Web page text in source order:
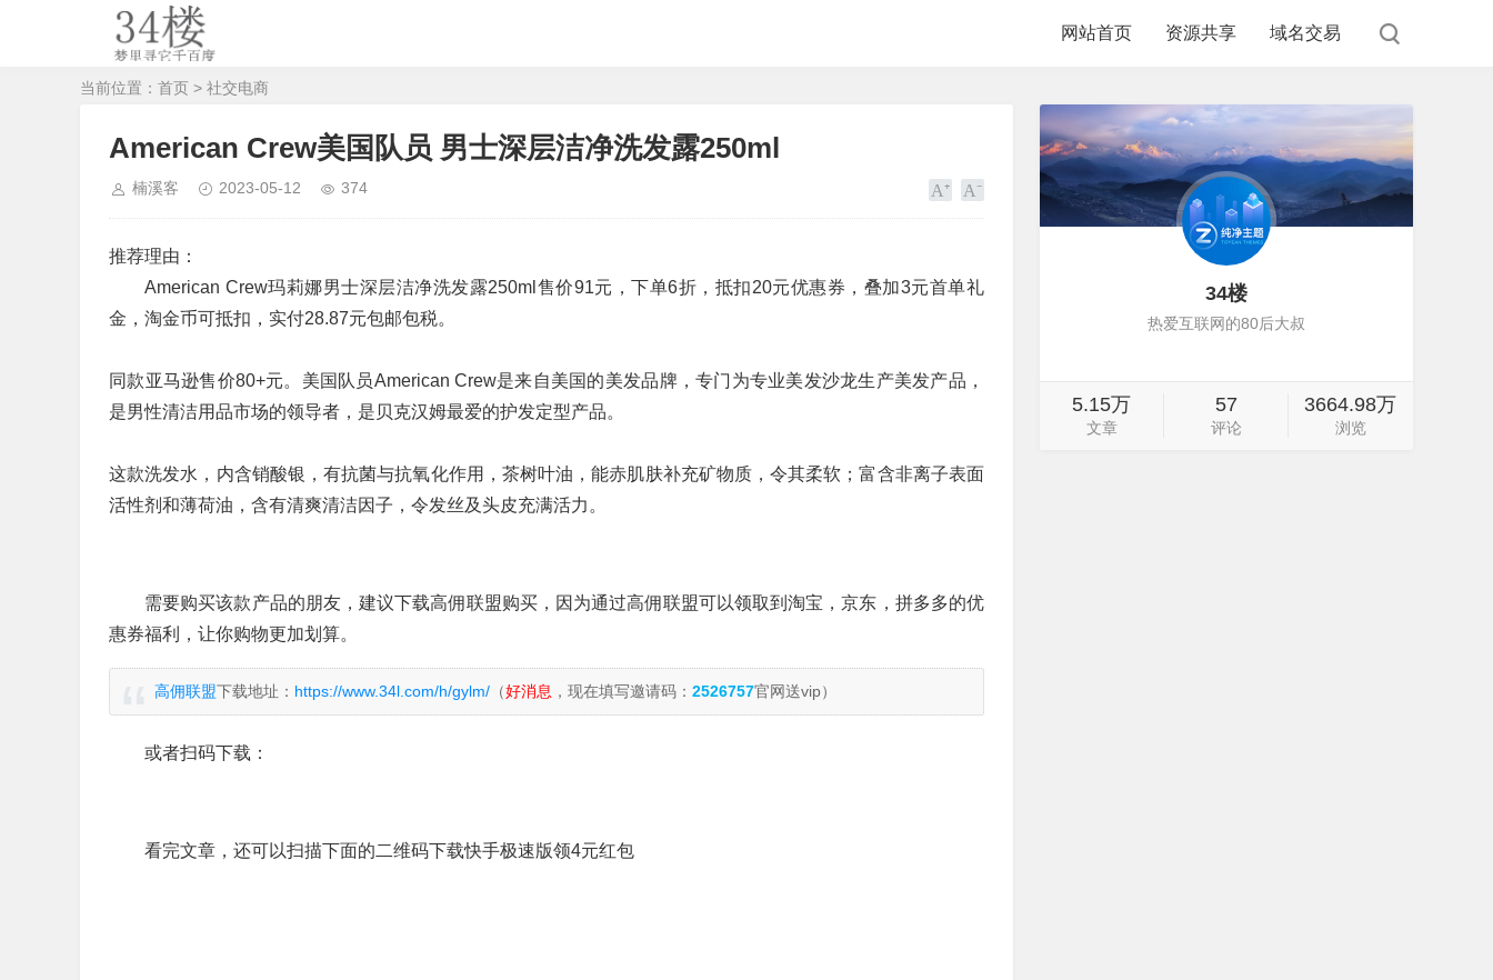
网站首页 资源共享 域名交易
当前位置： 首页 > 社交电商
American Crew美国队员 男士深层洁净洗发露250ml
楠溪客 2023-05-12 374
推荐理由：
American Crew玛莉娜男士深层洁净洗发露250ml售价91元，下单6折，抵扣20元优惠券，叠加3元首单礼
金，淘金币可抵扣，实付28.87元包邮包税。
同款亚马逊售价80+元。美国队员American Crew是来自美国的美发品牌，专门为专业美发沙龙生产美发产品，
是男性清洁用品市场的领导者，是贝克汉姆最爱的护发定型产品。
这款洗发水，内含销酸银，有抗菌与抗氧化作用，茶树叶油，能赤肌肤补充矿物质，令其柔软；富含非离子表面
活性剂和薄荷油，含有清爽清洁因子，令发丝及头皮充满活力。
需要购买该款产品的朋友，建议下载高佣联盟购买，因为通过高佣联盟可以领取到淘宝，京东，拼多多的优
惠券福利，让你购物更加划算。
高佣联盟下载地址： https://www.34l.com/h/gylm/ （好消息 ，现在填写邀请码： 2526757官网送vip）
或者扫码下载：
看完文章，还可以扫描下面的二维码下载快手极速版领4元红包
34楼
热爱互联网的80后大叔
5.15万
文章
57
评论
3664.98万
浏览